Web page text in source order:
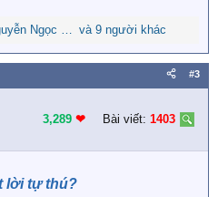
Ngọc Nguyên ,Mạnh Thăng
và 9 người khác
#3
3,289 ❤︎ Bài viết: 1403
lời tự thú?